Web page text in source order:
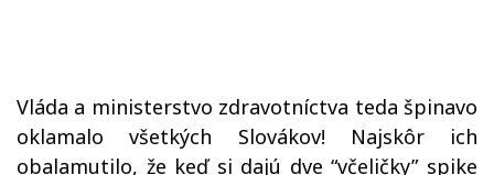
Vláda a ministerstvo zdravotníctva teda špinavo
oklamalo všetkých Slovákov! Najskôr ich
obalamutilo, že keď si dajú dve “včeličky” spike